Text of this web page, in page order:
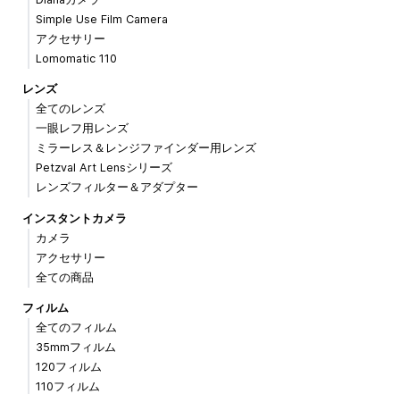
Simple Use Film Camera
アクセサリー
Lomomatic 110
レンズ
全てのレンズ
一眼レフ用レンズ
ミラーレス＆レンジファインダー用レンズ
Petzval Art Lensシリーズ
レンズフィルター＆アダプター
インスタントカメラ
カメラ
アクセサリー
全ての商品
フィルム
全てのフィルム
35mmフィルム
120フィルム
110フィルム